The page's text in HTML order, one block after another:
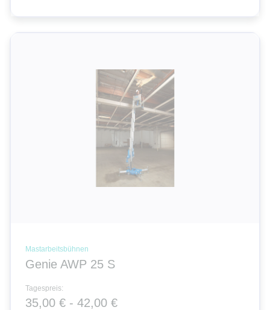
Mastarbeitsbühnen
Genie AWP 25 S
Tagespreis:
35,00 € - 42,00 €